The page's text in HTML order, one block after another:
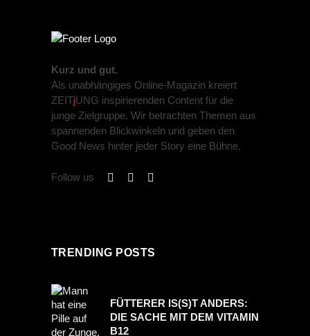
Kurz und gut.
Als unabhängiges Online-Magazin kreiert
ZEITjUNG inspirierenden Content für die
junge Zielgruppe. Wir betrachten Themen aus
spannenden Blickwinkeln und geben den
Good News hinter jeder Story eine Bühne.
Follow us
TRENDING POSTS
FÜTTERER IS(S)T ANDERS:
DIE SACHE MIT DEM VITAMIN
B12